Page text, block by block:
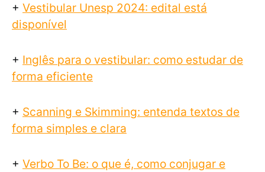
+ Vestibular Unesp 2024: edital está
disponível
+ Inglês para o vestibular: como estudar de
forma eficiente
+ Scanning e Skimming: entenda textos de
forma simples e clara
+ Verbo To Be: o que é, como conjugar e